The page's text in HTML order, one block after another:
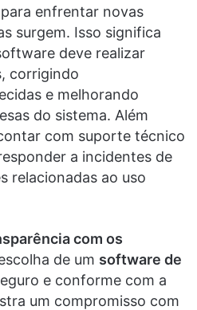
enfrentar novas
surgem. Isso significa
deve realizar
corrigindo
e melhorando
do sistema. Além
com suporte técnico
a incidentes de
relacionadas ao uso
com os
de um software de
e conforme com a
um compromisso com